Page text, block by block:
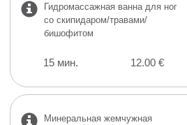
Гидромассажная ванна для ног
со скипидаром/травами/
бишофитом
15 мин. 12.00 €
Минеральная жемчужная